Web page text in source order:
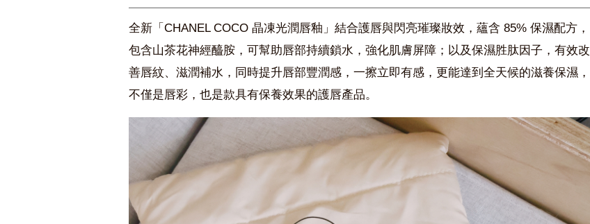
全新「CHANEL COCO 晶凍光潤唇釉」結合護唇與閃亮璀璨妝效，蘊含 85% 保濕配方，
包含山茶花神經醯胺，可幫助唇部持續鎖水，強化肌膚屏障；以及保濕胜肽因子，有效改
善唇紋、滋潤補水，同時提升唇部豐潤感，一擦立即有感，更能達到全天候的滋養保濕，
不僅是唇彩，也是款具有保養效果的護唇產品。